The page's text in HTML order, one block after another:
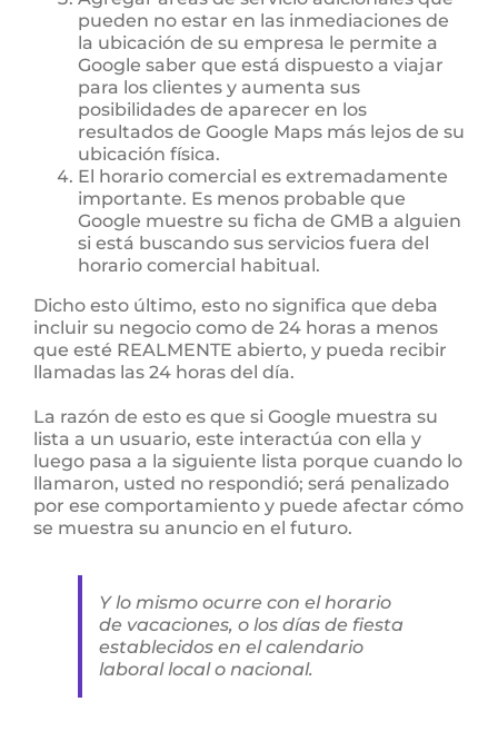
pueden no estar en las inmediaciones de
la ubicación de su empresa le permite a
Google saber que está dispuesto a viajar
para los clientes y aumenta sus
posibilidades de aparecer en los
resultados de Google Maps más lejos de su
ubicación física.
El horario comercial es extremadamente
importante. Es menos probable que
Google muestre su ficha de GMB a alguien
si está buscando sus servicios fuera del
horario comercial habitual.
Dicho esto último, esto no significa que deba
incluir su negocio como de 24 horas a menos
que esté REALMENTE abierto, y pueda recibir
llamadas las 24 horas del día.
La razón de esto es que si Google muestra su
lista a un usuario, este interactúa con ella y
luego pasa a la siguiente lista porque cuando lo
llamaron, usted no respondió; será penalizado
por ese comportamiento y puede afectar cómo
se muestra su anuncio en el futuro.
Y lo mismo ocurre con el horario
de vacaciones, o los días de fiesta
establecidos en el calendario
laboral local o nacional.